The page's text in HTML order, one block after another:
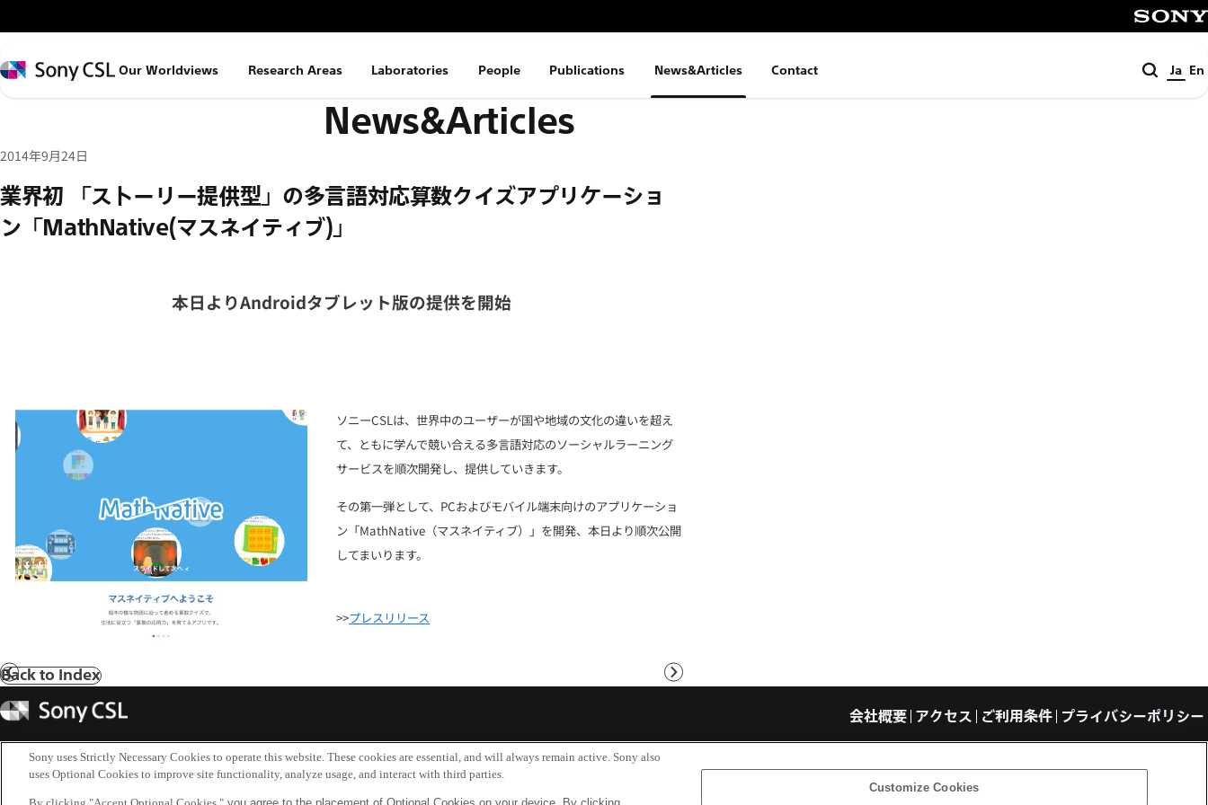
イ
ン
コ
ン
ツ
へ
ス
Sony
Our Worldviews Research Areas Laboratories People Publications News&Articles Contact
検
索
Ja En
News&Articles
2014年9月24日
業界初 「ストーリー提供型」の多言語対応算数クイズアプリケーショ
ン「MathNative(マスネイティブ)」
本日よりAndroidタブレット版の提供を開始
ソニーCSLは、世界中のユーザーが国や地域の文化の違いを超え
て、ともに学んで競い合える多言語対応のソーシャルラーニング
サービスを順次開発し、提供していきます。
その第一弾として、PCおよびモバイル端末向けのアプリケーショ
ン「MathNative（マスネイティブ）」を開発、本日より順次公開
してまいります。
>>プレスリリース
前
Back to Index 次
Sony
CSL
会社概要 アクセス ご利用条件 プライバシーポリシー
Sony uses Strictly Necessary Cookies to operate this website. These cookies are essential, and will always remain active. Sony also
uses Optional Cookies to improve site functionality, analyze usage, and interact with third parties.
Customize Cookies